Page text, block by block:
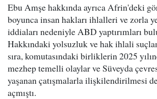
Ebu Amşe hakkında ayrıca Afrin'deki
boyunca insan hakları ihlalleri ve zorla
iddiaları nedeniyle ABD yaptırımları
Hakkındaki yolsuzluk ve hak ihlali
sıra, komutasındaki birliklerin 2025
mezhep temelli olaylar ve Süveyda
yaşanan çatışmalarla ilişkilendirilmesi
açmıştı.